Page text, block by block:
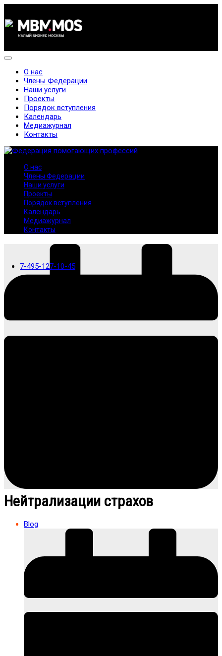
7-495-127-10-45
О нас
Члены Федерации
Наши услуги
Проекты
Порядок вступления
Календарь
Медиажурнал
Контакты
О нас
Члены Федерации
Наши услуги
Проекты
Порядок вступления
Календарь
Медиажурнал
Контакты
Нейтрализации страхов
Blog